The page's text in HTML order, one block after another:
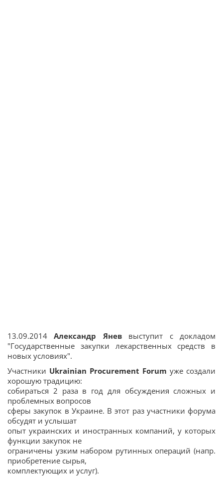
13.09.2014Александр Яневвыступит с докладом
"Государственные закупки лекарственных средств в
новых условиях".
Участники Ukrainian Procurement Forum уже создали
хорошую традицию:
собираться 2 раза в год для обсуждения сложных и
проблемных вопросов
сферы закупок в Украине. В этот раз участники форума
обсудят и услышат
опыт украинских и иностранных компаний, у которых
функции закупок не
ограничены узким набором рутинных операций (напр.
приобретение сырья,
комплектующих и услуг).